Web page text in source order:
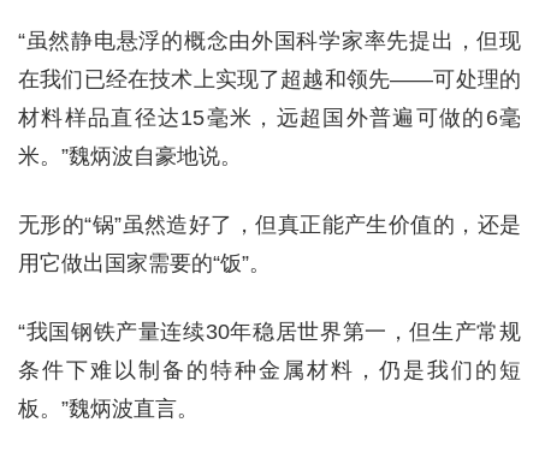
“虽然静电悬浮的概念由外国科学家率先提出，但现
在我们已经在技术上实现了超越和领先——可处理的
材料样品直径达15毫米，远超国外普遍可做的6毫
米。”魏炳波自豪地说。
无形的“锅”虽然造好了，但真正能产生价值的，还是
用它做出国家需要的“饭”。
“我国钢铁产量连续30年稳居世界第一，但生产常规
条件下难以制备的特种金属材料，仍是我们的短
板。”魏炳波直言。